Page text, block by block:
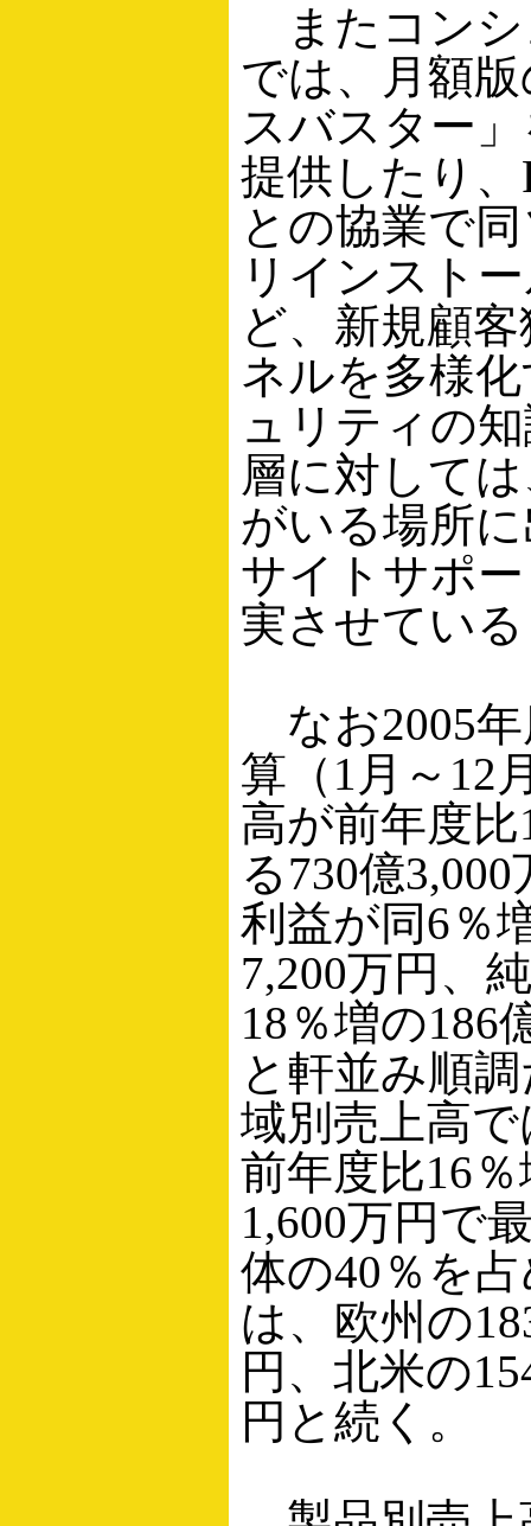
またコンシ
では、月額
スバスター
提供したり
との協業で
リインスト
ど、新規顧
ネルを多様
ュリティの
層に対して
がいる場所
サイトサポ
実させてい
なお2005年
算（1月～12
高が前年度
る730億
利益が同6％
7,200万円、
18％増の186
と軒並み順
域別売上高
前年度比16
1,600万円で
体の40％を
は、欧州の
円、北米の
円と続く。